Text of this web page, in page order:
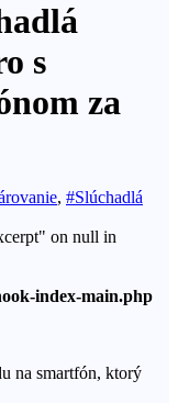
s
za
, #Slúchadlá
on null in
index-main.php
na smartfón, ktorý